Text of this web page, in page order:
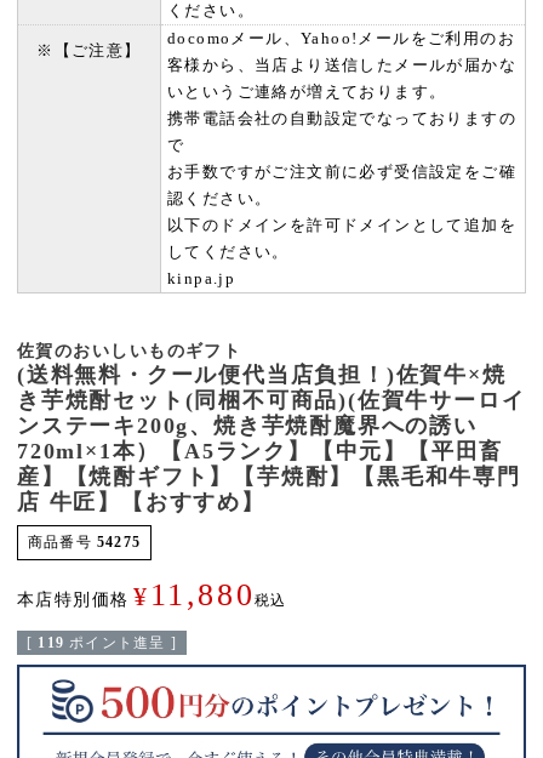
ください。
※【ご注意】
docomoメール、Yahoo!メールをご利用のお
客様から、当店より送信したメールが届かな
いというご連絡が増えております。
携帯電話会社の自動設定でなっておりますの
で
お手数ですがご注文前に必ず受信設定をご確
認ください。
以下のドメインを許可ドメインとして追加を
してください。
kinpa.jp
佐賀のおいしいものギフト
(送料無料・クール便代当店負担！)佐賀牛×焼
き芋焼酎セット(同梱不可商品)(佐賀牛サーロイ
ンステーキ200g、焼き芋焼酎魔界への誘い
720ml×1本）【A5ランク】【中元】【平田畜
産】【焼酎ギフト】【芋焼酎】【黒毛和牛専門
店 牛匠】【おすすめ】
商品番号 54275
本店特別価格 ¥ 11,880税込
[ 119 ポイント進呈 ]